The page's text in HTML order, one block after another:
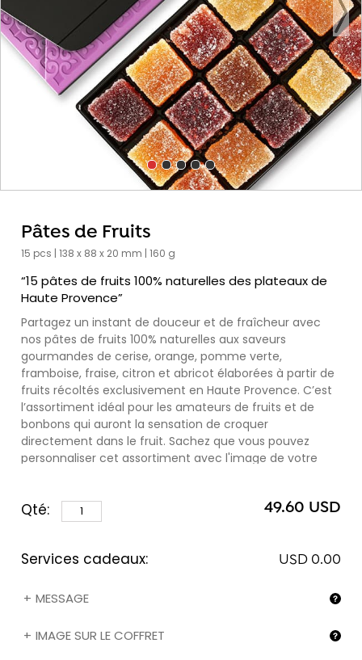
Pâtes de Fruits
15 pcs | 138 x 88 x 20 mm | 160 g
“15 pâtes de fruits 100% naturelles des plateaux de
Haute Provence”
Partagez un instant de douceur et de fraîcheur avec
nos pâtes de fruits 100% naturelles aux saveurs
gourmandes de cerise, orange, pomme verte,
framboise, fraise, citron et abricot élaborées à partir de
fruits récoltés exclusivement en Haute Provence. C’est
l’assortiment idéal pour les amateurs de fruits et de
bonbons qui auront la sensation de croquer
directement dans le fruit. Sachez que vous pouvez
personnaliser cet assortiment avec l'image de votre
Qté: 49.60 USD
Services cadeaux: USD 0.00
MESSAGE
IMAGE SUR LE COFFRET